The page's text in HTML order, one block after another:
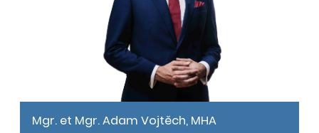
Mgr. et Mgr. Adam Vojtěch, MHA